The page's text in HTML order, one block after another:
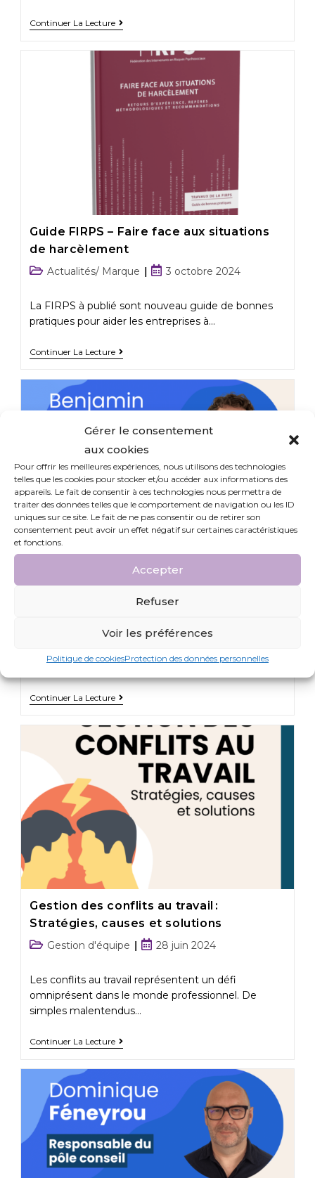
Gérer le consentement
aux cookies
Pour offrir les meilleures expériences, nous utilisons des technologies
telles que les cookies pour stocker et/ou accéder aux informations des
appareils. Le fait de consentir à ces technologies nous permettra de
traiter des données telles que le comportement de navigation ou les ID
uniques sur ce site. Le fait de ne pas consentir ou de retirer son
consentement peut avoir un effet négatif sur certaines caractéristiques
et fonctions.
Accepter
Refuser
Voir les préférences
Politique de cookiesProtection des données personnelles
Continuer La Lecture
Guide FIRPS – Faire face aux situations
de harcèlement
Actualités/ Marque 3 octobre 2024
La FIRPS à publié sont nouveau guide de bonnes
pratiques pour aider les entreprises à…
Continuer La Lecture
clinicien et consultant sénior RPS-QVCT
au sein du cabinet Eléas
que Psychologue clinicien…
Continuer La Lecture
Gestion des conflits au travail :
Stratégies, causes et solutions
Gestion d'équipe 28 juin 2024
Les conflits au travail représentent un défi
omniprésent dans le monde professionnel. De
simples malentendus…
Continuer La Lecture